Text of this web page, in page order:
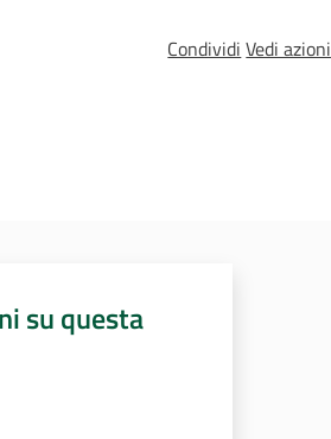
Condividi Vedi azioni
su questa